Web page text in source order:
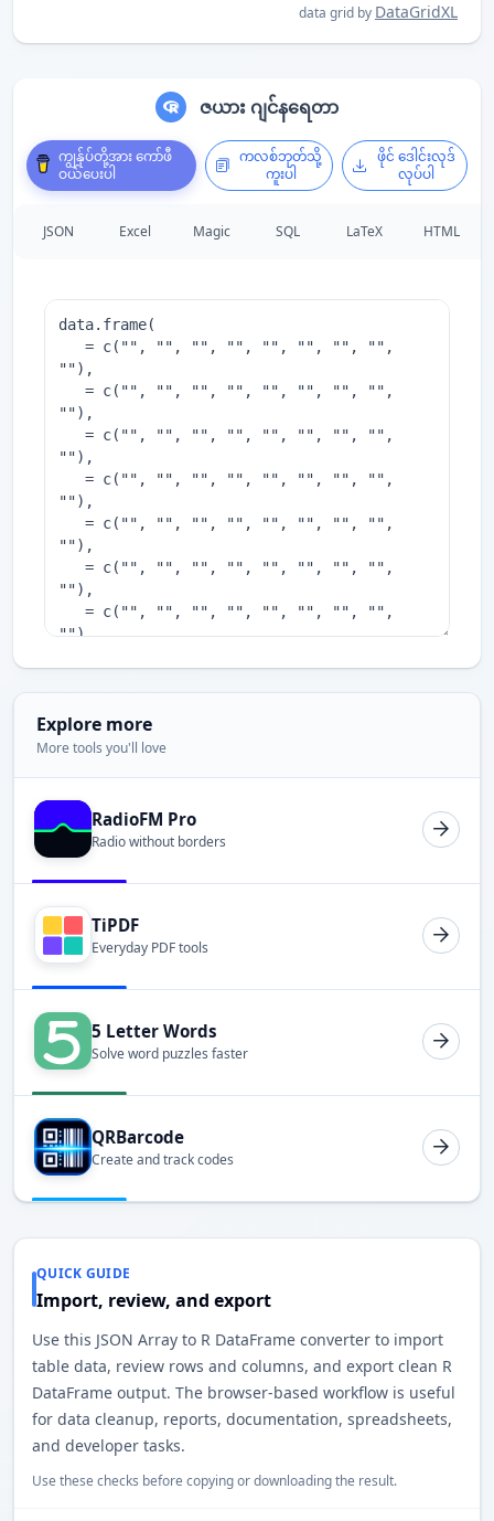
data grid by DataGridXL
ဇယား ဂျင်နရေတာ
ကျွန်ုပ်တို့အား ကော်ဖီ
ဝယ်ပေးပါ
ကလစ်ဘုတ်သို့
ကူးပါ
ဖိုင် ဒေါင်းလုဒ်
လုပ်ပါ
JSON Excel Magic SQL LaTeX HTML
Explore more
More tools you'll love
RadioFM Pro
Radio without borders
TiPDF
Everyday PDF tools
5 Letter Words
Solve word puzzles faster
QRBarcode
Create and track codes
QUICK GUIDE
Import, review, and export
Use this JSON Array to R DataFrame converter to import
table data, review rows and columns, and export clean R
DataFrame output. The browser-based workflow is useful
for data cleanup, reports, documentation, spreadsheets,
and developer tasks.
Use these checks before copying or downloading the result.